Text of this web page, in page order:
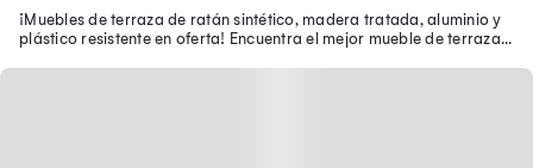
¡Muebles de terraza de ratán sintético, madera tratada, aluminio y
plástico resistente en oferta! Encuentra el mejor mueble de terraza